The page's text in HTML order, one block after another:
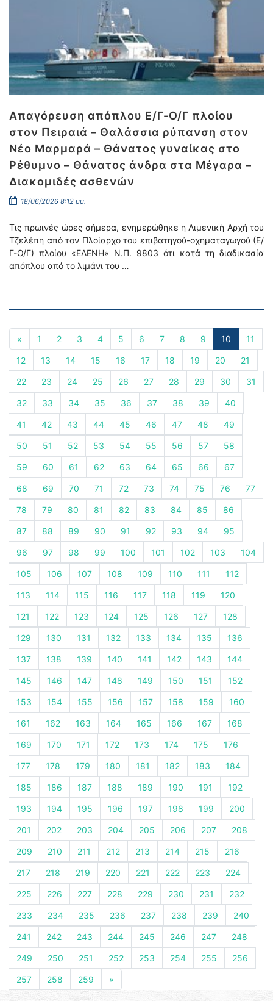
Απαγόρευση απόπλου Ε/Γ-Ο/Γ πλοίου
στον Πειραιά – Θαλάσσια ρύπανση στον
Νέο Μαρμαρά – Θάνατος γυναίκας στο
Ρέθυμνο – Θάνατος άνδρα στα Μέγαρα –
Διακομιδές ασθενών
18/06/2026 8:12 μμ.
Τις πρωινές ώρες σήμερα, ενημερώθηκε η Λιμενική Αρχή του
Τζελέπη από τον Πλοίαρχο του επιβατηγού-οχηματαγωγού (Ε/
Γ-Ο/Γ) πλοίου «ΕΛΕΝΗ» N.Π. 9803 ότι κατά τη διαδικασία
απόπλου από το λιμάνι του …
« 1 2 3 4 5 6 7 8 9 10 11
12 13 14 15 16 17 18 19 20 21
22 23 24 25 26 27 28 29 30 31
32 33 34 35 36 37 38 39 40
41 42 43 44 45 46 47 48 49
50 51 52 53 54 55 56 57 58
59 60 61 62 63 64 65 66 67
68 69 70 71 72 73 74 75 76 77
78 79 80 81 82 83 84 85 86
87 88 89 90 91 92 93 94 95
96 97 98 99 100 101 102 103 104
105 106 107 108 109 110 111 112
113 114 115 116 117 118 119 120
121 122 123 124 125 126 127 128
129 130 131 132 133 134 135 136
137 138 139 140 141 142 143 144
145 146 147 148 149 150 151 152
153 154 155 156 157 158 159 160
161 162 163 164 165 166 167 168
169 170 171 172 173 174 175 176
177 178 179 180 181 182 183 184
185 186 187 188 189 190 191 192
193 194 195 196 197 198 199 200
201 202 203 204 205 206 207 208
209 210 211 212 213 214 215 216
217 218 219 220 221 222 223 224
225 226 227 228 229 230 231 232
233 234 235 236 237 238 239 240
241 242 243 244 245 246 247 248
249 250 251 252 253 254 255 256
257 258 259 »